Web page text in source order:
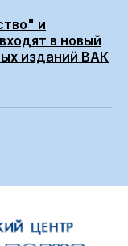
и
в новый
изданий ВАК